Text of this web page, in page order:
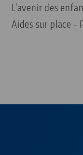
L'avenir des
Aides sur place -